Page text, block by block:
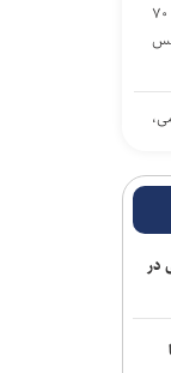
شهبا: بازی سختی با استقلال داریم/ ۷۰
در